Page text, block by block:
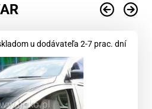
u dodávateľa 2-7 prac. dní